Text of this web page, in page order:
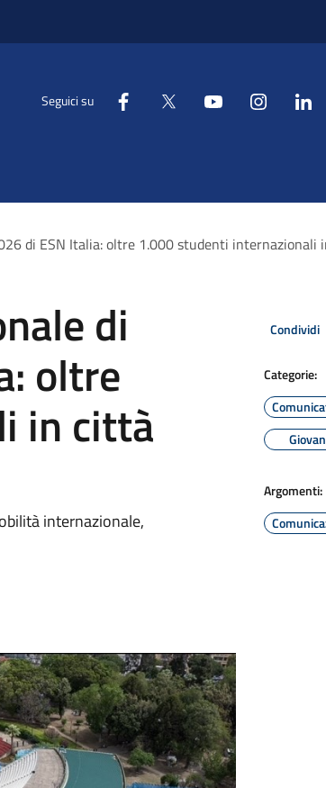
Seguici su
di ESN Italia: oltre 1.000 studenti internazionali
di
oltre
in città
internazionale,
Condividi
Categorie:
Argomenti: